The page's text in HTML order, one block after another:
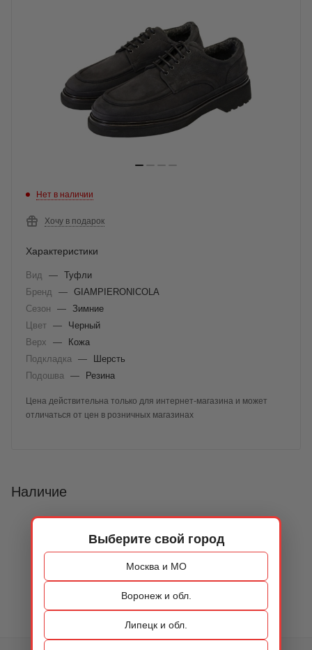
Выберите свой город
Москва и МО
Воронеж и обл.
Липецк и обл.
Нет в наличии
Хочу в подарок
Характеристики
Вид — Туфли
Бренд
— GIAMPIERONICOLA
Сезон
— Зимние
Цвет —
Черный
Верх
—
Кожа
Подкладка
—
Шерсть
Подошва
— Резина
Цена действительна только для интернет-магазина и может
отличаться от цен в розничных магазинах
Наличие